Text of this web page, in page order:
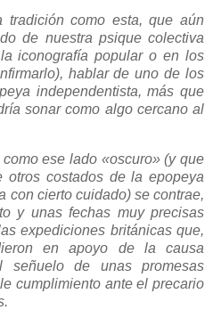
como esta, que aún
de nuestra psique colectiva
iconografía popular o en los
hablar de uno de los
independentista, más que
sonar como algo cercano al
ese lado «oscuro» (y que
otros costados de la epopeya
con cierto cuidado) se contrae,
y unas fechas muy precisas
expediciones británicas que,
en apoyo de la causa
señuelo de unas promesas
cumplimiento ante el precario